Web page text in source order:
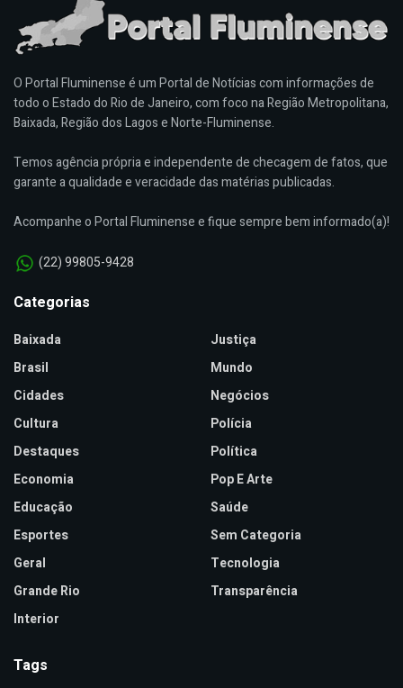
O Portal Fluminense é um Portal de Notícias com informações de
todo o Estado do Rio de Janeiro, com foco na Região Metropolitana,
Baixada, Região dos Lagos e Norte-Fluminense.
Temos agência própria e independente de checagem de fatos, que
garante a qualidade e veracidade das matérias publicadas.
Acompanhe o Portal Fluminense e fique sempre bem informado(a)!
(22) 99805-9428
Categorias
Baixada
Brasil
Cidades
Cultura
Destaques
Economia
Educação
Esportes
Geral
Grande Rio
Interior
Justiça
Mundo
Negócios
Polícia
Política
Pop E Arte
Saúde
Sem Categoria
Tecnologia
Transparência
Tags